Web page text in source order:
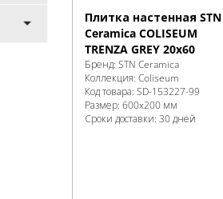
Плитка настенная STN
Ceramica COLISEUM
TRENZA GREY 20x60
Бренд: STN Ceramica
Коллекция: Coliseum
Код товара: SD-153227-99
Размер: 600x200 мм
Сроки доставки: 30 дней